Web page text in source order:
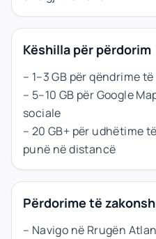
Këshilla për përdorim
– 1–3 GB për qëndrime
– 5–10 GB për Google
sociale
– 20 GB+ për udhëtime
punë në distancë
Përdorime të
– Navigo në Rrugën